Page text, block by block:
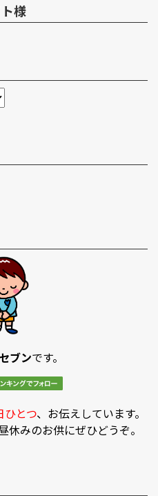
様
セブンです。
ひとつ、お伝えしています。
みのお供にぜひどうぞ。